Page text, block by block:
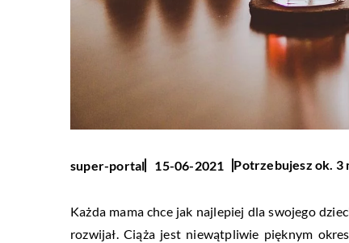
super-portal 15-06-2021 Potrzebujesz ok. 3
Każda mama chce jak najlepiej dla swojego
rozwijał. Ciąża jest niewątpliwie pięknym